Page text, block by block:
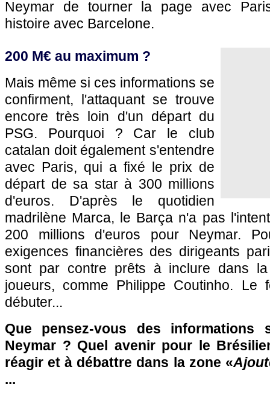
Neymar de tourner la page avec
histoire avec Barcelone.
200 M€ au maximum ?
Mais même si ces informations se
confirment, l'attaquant se trouve
encore très loin d'un départ du
PSG. Pourquoi ? Car le club
catalan doit également s'entendre
avec Paris, qui a fixé le prix de
départ de sa star à 300 millions
d'euros. D'après le quotidien
madrilène Marca, le Barça n'a pas
200 millions d'euros pour Neymar.
exigences financières des dirigeants
sont par contre prêts à inclure dans la
joueurs, comme Philippe Coutinho. Le
débuter...
Que pensez-vous des
Neymar ? Quel avenir pour le
réagir et à débattre dans la zone «
...